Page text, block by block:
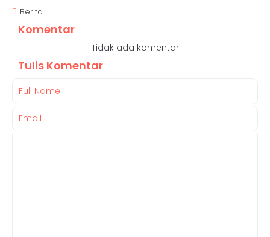
Berita
Komentar
Tidak ada komentar
Tulis Komentar